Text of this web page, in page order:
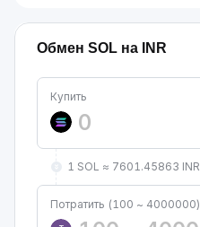
Обмен SOL на INR
Купить
1 SOL ≈ 7601.45863 INR
Потратить (100 ~ 4000000)